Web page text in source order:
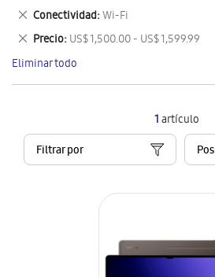
1artículo
Filtrar por
este
artículo
Conectividad Wi-Fi
Eliminar
este
artículo
Precio US$ 1,500.00 - US$ 1,599.99
Eliminar
este
artículo
Eliminar todo